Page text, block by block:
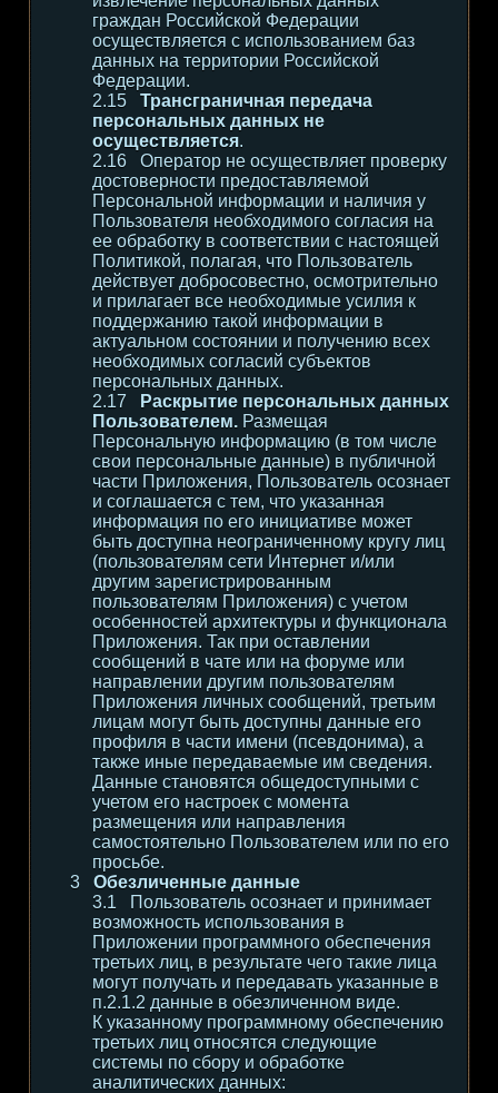
граждан Российской Федерации
осуществляется с использованием баз
данных на территории Российской
Федерации.
Трансграничная передача
персональных данных не
осуществляется.
Оператор не осуществляет проверку
достоверности предоставляемой
Персональной информации и наличия у
Пользователя необходимого согласия на
ее обработку в соответствии с настоящей
Политикой, полагая, что Пользователь
действует добросовестно, осмотрительно
и прилагает все необходимые усилия к
поддержанию такой информации в
актуальном состоянии и получению всех
необходимых согласий субъектов
персональных данных.
Раскрытие персональных данных
Пользователем. Размещая
Персональную информацию (в том числе
свои персональные данные) в публичной
части Приложения, Пользователь осознает
и соглашается с тем, что указанная
информация по его инициативе может
быть доступна неограниченному кругу лиц
(пользователям сети Интернет и/или
другим зарегистрированным
пользователям Приложения) с учетом
особенностей архитектуры и функционала
Приложения. Так при оставлении
сообщений в чате или на форуме или
направлении другим пользователям
Приложения личных сообщений, третьим
лицам могут быть доступны данные его
профиля в части имени (псевдонима), а
также иные передаваемые им сведения.
Данные становятся общедоступными с
учетом его настроек с момента
размещения или направления
самостоятельно Пользователем или по его
просьбе.
Обезличенные данные
Пользователь осознает и принимает
возможность использования в
Приложении программного обеспечения
третьих лиц, в результате чего такие лица
могут получать и передавать указанные в
п.2.1.2 данные в обезличенном виде.
К указанному программному обеспечению
третьих лиц относятся следующие
системы по сбору и обработке
аналитических данных: